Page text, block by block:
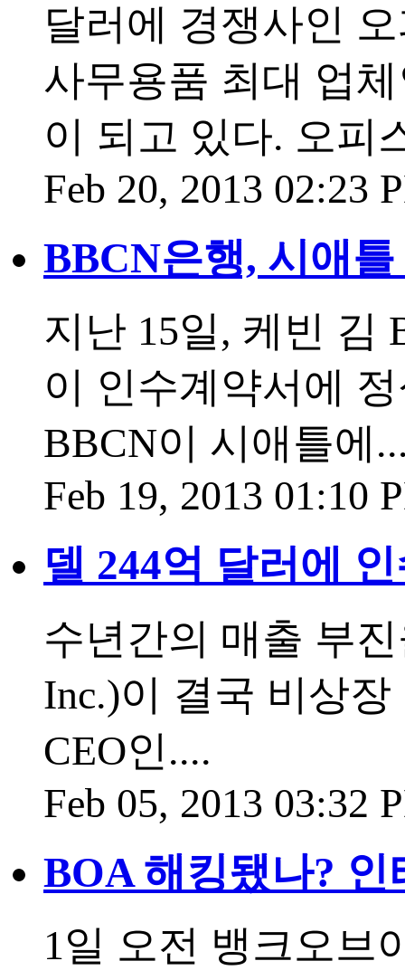
달러에 경쟁사인
사무용품 최대 업
이 되고 있다. 오
Feb 20, 2013 02:23
BBCN은행, 시애
지난 15일, 케빈 김
이 인수계약서에
BBCN이 시애틀에
Feb 19, 2013 01:10
델 244억 달러에
수년간의 매출 부
Inc.)이 결국 비상
CEO인....
Feb 05, 2013 03:32
BOA 해킹됐나?
1일 오전 뱅크오브